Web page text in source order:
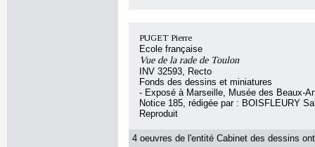
PUGET Pierre
Ecole française
Vue de la rade de Toulon
INV 32593, Recto
Fonds des dessins et miniatures
- Exposé à Marseille, Musée des Beaux-
Notice 185, rédigée par : BOISFLEURY
Reproduit
4 oeuvres de l'entité Cabinet des dessins